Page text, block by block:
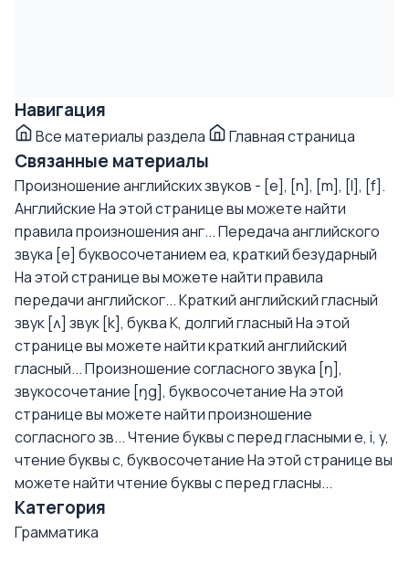
Навигация
Все материалы раздела Главная страница
Связанные материалы
Произношение английских звуков - [e], [n], [m], [l], [f].
АнглийскиеНа этой странице вы можете найти
правила произношения анг...Передача английского
звука [e] буквосочетанием еа, краткий безударный
На этой странице вы можете найти правила
передачи английског...Краткий английский гласный
звук [ʌ] звук [k], буква K, долгий гласныйНа этой
странице вы можете найти краткий английский
гласный...Произношение согласного звука [ŋ],
звукосочетание [ŋg], буквосочетаниеНа этой
странице вы можете найти произношение
согласного зв...Чтение буквы с перед гласными e, i, y,
чтение буквы с, буквосочетаниеНа этой странице вы
можете найти чтение буквы с перед гласны...
Категория
Грамматика